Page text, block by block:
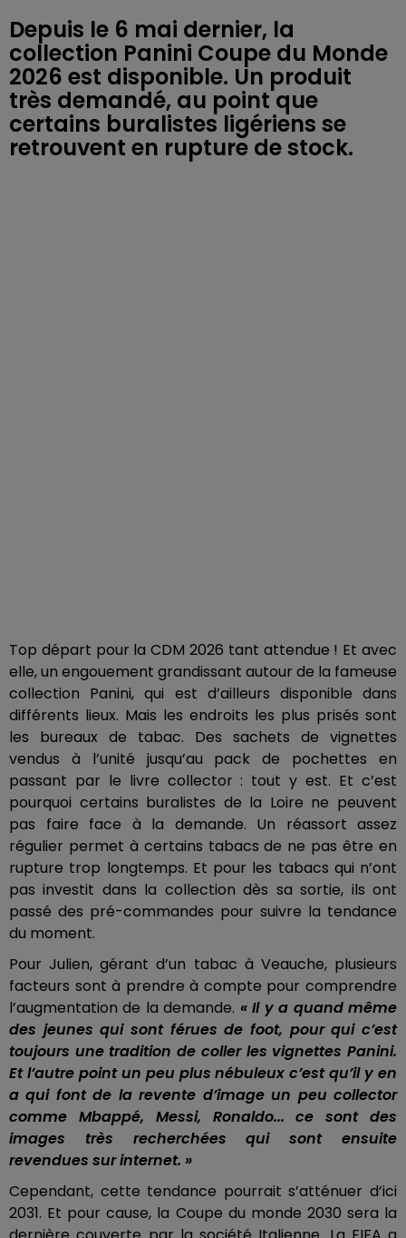
Depuis le 6 mai dernier, la
collection Panini Coupe du Monde
2026 est disponible. Un produit
très demandé, au point que
certains buralistes ligériens se
retrouvent en rupture de stock.
Top départ pour la CDM 2026 tant attendue ! Et avec
elle, un engouement grandissant autour de la fameuse
collection Panini, qui est d’ailleurs disponible dans
différents lieux. Mais les endroits les plus prisés sont
les bureaux de tabac. Des sachets de vignettes
vendus à l’unité jusqu’au pack de pochettes en
passant par le livre collector : tout y est. Et c’est
pourquoi certains buralistes de la Loire ne peuvent
pas faire face à la demande. Un réassort assez
régulier permet à certains tabacs de ne pas être en
rupture trop longtemps. Et pour les tabacs qui n’ont
pas investit dans la collection dès sa sortie, ils ont
passé des pré-commandes pour suivre la tendance
du moment.
Pour Julien, gérant d’un tabac à Veauche, plusieurs
facteurs sont à prendre à compte pour comprendre
l’augmentation de la demande. « Il y a quand même
des jeunes qui sont férues de foot, pour qui c’est
toujours une tradition de coller les vignettes Panini.
Et l’autre point un peu plus nébuleux c’est qu’il y en
a qui font de la revente d’image un peu collector
comme Mbappé, Messi, Ronaldo... ce sont des
images très recherchées qui sont ensuite
revendues sur internet. »
Cependant, cette tendance pourrait s’atténuer d’ici
2031. Et pour cause, la Coupe du monde 2030 sera la